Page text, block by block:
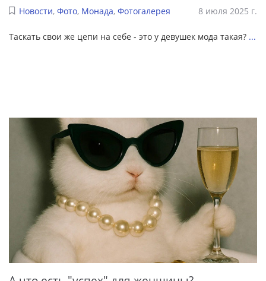
Новости, Фото, Монада, Фотогалерея 8 июля 2025 г.
Таскать свои же цепи на себе - это у девушек мода такая? ...